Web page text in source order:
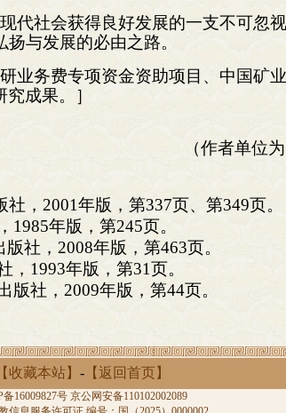
代社会获得良好发展的一支不可忽
与发展的必由之路。
业务费专项资金资助项目、中国矿
成果。］
（作者单位
，2001年版，第337页、第349页。
年版，第245页。
社，2008年版，第463页。
1993年版，第31页。
社，2009年版，第44页。